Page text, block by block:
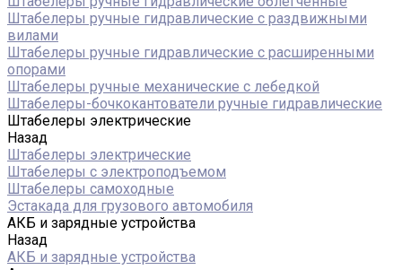
Штабелеры ручные гидравлические с раздвижными
вилами
Штабелеры ручные гидравлические с расширенными
опорами
Штабелеры ручные механические с лебедкой
Штабелеры-бочкокантователи ручные гидравлические
Штабелеры электрические
Назад
Штабелеры электрические
Штабелеры с электроподъемом
Штабелеры самоходные
Эстакада для грузового автомобиля
АКБ и зарядные устройства
Назад
АКБ и зарядные устройства